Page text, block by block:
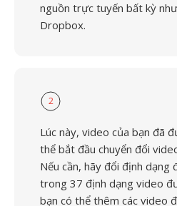
nguồn trực tuyến bất kỳ
Dropbox.
2
Lúc này, video của bạn đã
thể bắt đầu chuyển đổi
Nếu cần, hãy đổi định dạng
trong 37 định dạng video
bạn có thể thêm các video